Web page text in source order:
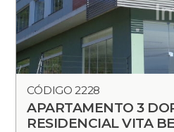
CÓDIGO 2228
APARTAMENTO 3
RESIDENCIAL VITA